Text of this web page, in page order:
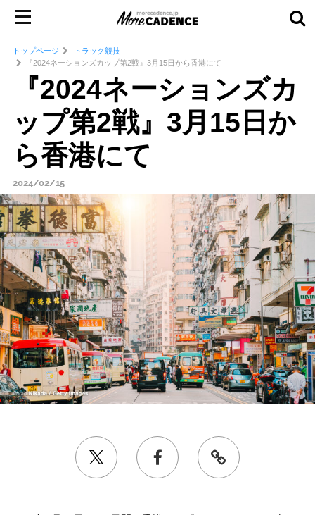
トップページ
トラック競技
『2024ネーションズカップ第2戦』3月15日から香港にて
『2024ネーションズカ
ップ第2戦』3月15日か
ら香港にて
2024/02/15